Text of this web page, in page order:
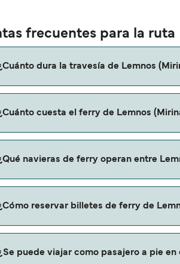
frecuentes para la
dura la travesía de Lemnos
temporada a otra, por lo que te
cuesta el ferry de Lemnos
24€. El precio no incluye los gastos de
navieras de ferry operan entre
reservar billetes de ferry de
de ofertas para descrubrir las últimas
puede viajar como pasajero a pie